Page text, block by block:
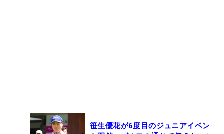
笹生優花が6度目のジュニアイベン